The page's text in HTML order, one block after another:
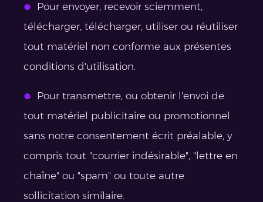
Pour envoyer, recevoir sciemment,
télécharger, télécharger, utiliser ou réutiliser
tout matériel non conforme aux présentes
conditions d'utilisation.
Pour transmettre, ou obtenir l'envoi de
tout matériel publicitaire ou promotionnel
sans notre consentement écrit préalable, y
compris tout "courrier indésirable", "lettre en
chaîne" ou "spam" ou toute autre
sollicitation similaire.